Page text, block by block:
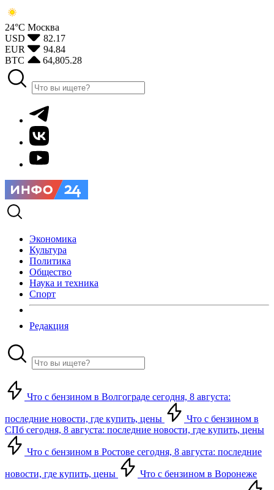
24°С Москва
USD
82.17
EUR
94.84
BTC
64,805.28
Экономика
Культура
Политика
Общество
Наука и техника
Спорт
Редакция
Что с бензином в Волгограде сегодня, 8 августа:
последние новости, где купить, цены
Что с бензином в
СПб сегодня, 8 августа: последние новости, где купить, цены
Что с бензином в Ростове сегодня, 8 августа: последние
новости, где купить, цены Что с бензином в Воронеже